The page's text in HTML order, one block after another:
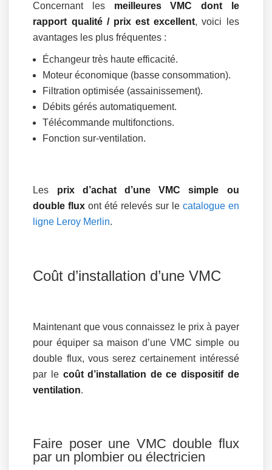
Concernant les meilleures VMC dont le
rapport qualité / prix est excellent, voici les
avantages les plus fréquentes :
Échangeur très haute efficacité.
Moteur économique (basse consommation).
Filtration optimisée (assainissement).
Débits gérés automatiquement.
Télécommande multifonctions.
Fonction sur-ventilation.
Les prix d’achat d’une VMC simple ou
double flux ont été relevés sur le catalogue en
ligne Leroy Merlin.
Coût d’installation d’une VMC
Maintenant que vous connaissez le prix à payer
pour équiper sa maison d’une VMC simple ou
double flux, vous serez certainement intéressé
par le coût d’installation de ce dispositif de
ventilation.
Faire poser une VMC double flux
par un plombier ou électricien